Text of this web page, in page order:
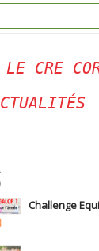
LE CRE
Challenge